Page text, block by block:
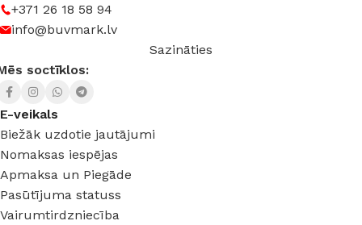
+371 26 18 58 94
info@buvmark.lv
Sazināties
soctīklos:
E-veikals
Biežāk uzdotie jautājumi
Nomaksas iespējas
Apmaksa un Piegāde
Pasūtījuma statuss
Vairumtirdzniecība